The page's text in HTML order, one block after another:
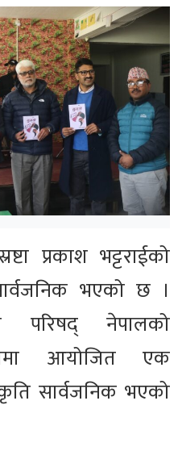
प्रकाश भट्टराईको
भएको छ ।
परिषद् नेपालको
आयोजित एक
सार्वजनिक भएको